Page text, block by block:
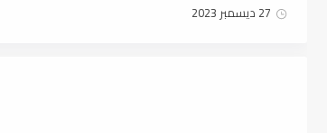
27 ديسمبر 2023